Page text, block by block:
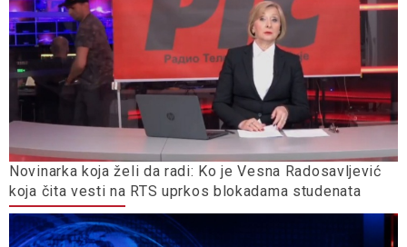
Novinarka koja želi da radi: Ko je Vesna Radosavljević
koja čita vesti na RTS uprkos blokadama studenata